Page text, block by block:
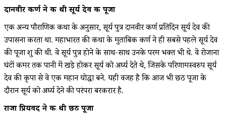
दानवीर कर्ण ने की थी सूर्य देव की पूजा
एक अन्य पौराणिक कथा के अनुसार, सूर्य पुत्र दानवीर कर्ण प्रतिदिन सूर्य देव की
उपासना करता था. महाभारत की कथा के मुताबिक कर्ण ने ही सबसे पहले सूर्य देव
की पूजा शुरू की थी. वे सूर्य पुत्र होने के साथ-साथ उनके परम भक्त भी थे. वे रोजाना
घंटों कमर तक पानी में खड़े होकर सूर्य को अर्घ्य देते थे, जिसके परिणामस्वरुप सूर्य
देव की कृपा से वे एक महान योद्धा बने. यही वजह है कि आज भी छठ पूजा के
दौरान सूर्य को अर्घ्य देने की परंपरा बरकरार है.
राजा प्रियवद ने की थी छठ पूजा